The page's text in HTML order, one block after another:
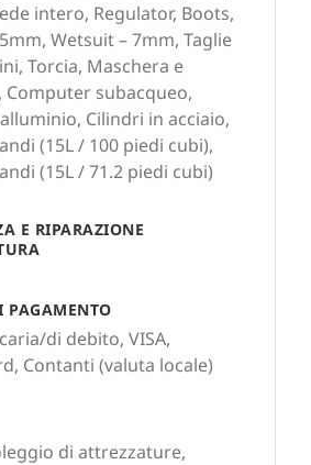
di attrezzature,
intero, Regulator, Boots,
Wetsuit – 7mm, Taglie
Torcia, Maschera e
Computer subacqueo,
Cilindri in acciaio,
(15L / 100 piedi cubi),
(15L / 71.2 piedi cubi)
E RIPARAZIONE
PAGAMENTO
di debito, VISA,
Contanti (valuta locale)